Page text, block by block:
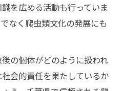
を広める活動も行っていま
なく爬虫類文化の発展にも
の個体がどのように扱われ
会的責任を果たしているか